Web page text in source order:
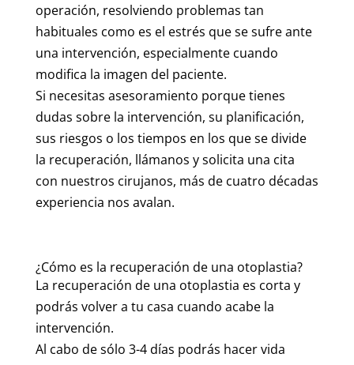
operación, resolviendo problemas tan
habituales como es el estrés que se sufre ante
una intervención, especialmente cuando
modifica la imagen del paciente.
Si necesitas asesoramiento porque tienes
dudas sobre la intervención, su planificación,
sus riesgos o los tiempos en los que se divide
la recuperación, llámanos y solicita una cita
con nuestros cirujanos, más de cuatro décadas
experiencia nos avalan.
¿Cómo es la recuperación de una otoplastia?
La recuperación de una otoplastia es corta y
podrás volver a tu casa cuando acabe la
intervención.
Al cabo de sólo 3-4 días podrás hacer vida